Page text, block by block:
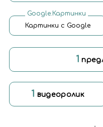
Google.Картинки
Картинки с Google
1
1 видеоролик